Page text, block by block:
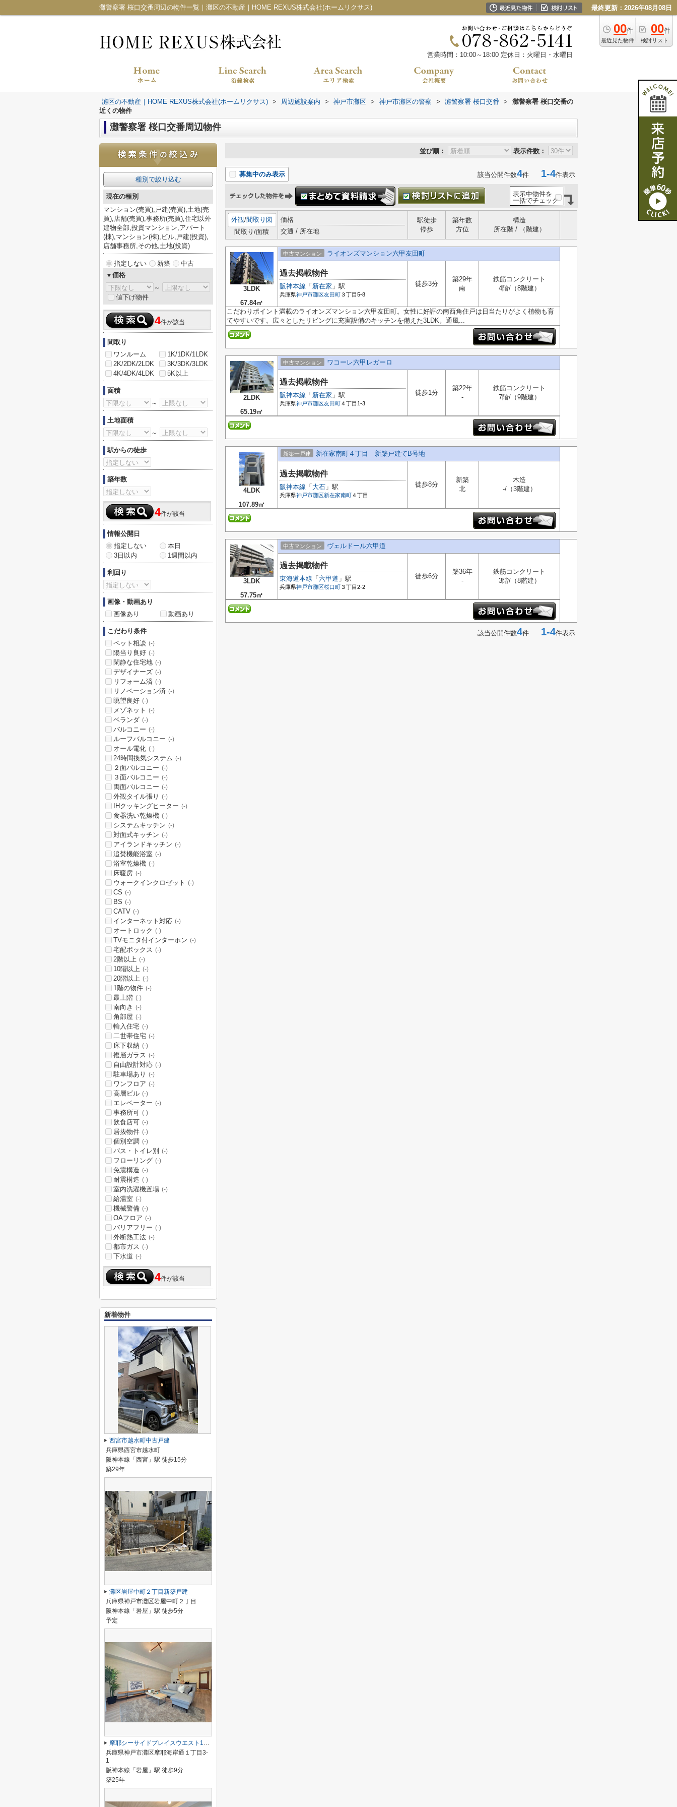
灘警察署 桜口交番周辺の物件一覧｜灘区の不動産｜HOME REXUS株式会社(ホームリクサス) 最終更新：2026年08月08日
00件
最近見た物件
00件
検討リスト
営業時間：10:00～18:00 定休日：火曜日・水曜日
灘区の不動産｜HOME REXUS株式会社(ホームリクサス) > 周辺施設案内 > 神戸市灘区 > 神戸市灘区の警察 > 灘警察署 桜口交番 >
灘警察署 桜口交番の
近くの物件
灘警察署 桜口交番周辺物件
並び順： 表示件数：
募集中のみ表示 該当公開件数4件 1-4件表示
表示中物件を
一括でチェック
外観/間取り図
間取り/面積
価格
交通 / 所在地
駅徒歩
停歩
築年数
方位
構造
所在階 / （階建）
3LDK
67.84㎡
中古マンション ライオンズマンション六甲友田町
過去掲載物件
阪神本線 「 新在家 」駅
兵庫県神戸市灘区友田町 ３丁目5-8
徒歩3分
築29年
南
鉄筋コンクリート
4階/（8階建）
こだわりポイント満載のライオンズマンション六甲友田町。女性に好評の南西角住戸は日当たりがよく植物も育
てやすいです。広々としたリビングに充実設備のキッチンを備えた3LDK。通風...
2LDK
65.19㎡
中古マンション ワコーレ六甲レガーロ
過去掲載物件
阪神本線 「 新在家 」駅
兵庫県神戸市灘区友田町 ４丁目1-3
徒歩1分
築22年
-
鉄筋コンクリート
7階/（9階建）
4LDK
107.89㎡
新築一戸建 新在家南町４丁目 新築戸建てB号地
過去掲載物件
阪神本線 「 大石 」駅
兵庫県神戸市灘区 新在家南町 ４丁目
徒歩8分
新築
北
木造
-/（3階建）
3LDK
57.75㎡
中古マンション ヴェルドール六甲道
過去掲載物件
東海道本線 「 六甲道 」駅
兵庫県神戸市灘区桜口町 ３丁目2-2
徒歩6分
築36年
-
鉄筋コンクリート
3階/（8階建）
該当公開件数4件 1-4件表示
種別で絞り込む
現在の種別
マンション(売買),戸建(売買),土地(売
買),店舗(売買),事務所(売買),住宅以外
建物全部,投資マンション,アパート
(棟),マンション(棟),ビル,戸建(投資),
店舗事務所,その他,土地(投資)
指定しない 新築
中古
▼価格
～
値下げ物件
4件が該当
間取り
ワンルーム
1K/1DK/1LDK
2K/2DK/2LDK
3K/3DK/3LDK
4K/4DK/4LDK
5K以上
面積
～
土地面積
～
駅からの徒歩
築年数
4件が該当
情報公開日
指定しない
本日
3日以内
1週間以内
利回り
画像・動画あり
画像あり
動画あり
こだわり条件
ペット相談 (-)
陽当り良好 (-)
閑静な住宅地 (-)
デザイナーズ (-)
リフォーム済 (-)
リノベーション済 (-)
眺望良好 (-)
メゾネット (-)
ベランダ (-)
バルコニー (-)
ルーフバルコニー (-)
オール電化 (-)
24時間換気システム (-)
２面バルコニー (-)
３面バルコニー (-)
両面バルコニー (-)
外観タイル張り (-)
IHクッキングヒーター (-)
食器洗い乾燥機 (-)
システムキッチン (-)
対面式キッチン (-)
アイランドキッチン (-)
追焚機能浴室 (-)
浴室乾燥機 (-)
床暖房 (-)
ウォークインクロゼット (-)
CS (-)
BS (-)
CATV (-)
インターネット対応 (-)
オートロック (-)
TVモニタ付インターホン (-)
宅配ボックス (-)
2階以上 (-)
10階以上 (-)
20階以上 (-)
1階の物件 (-)
最上階 (-)
南向き (-)
角部屋 (-)
輸入住宅 (-)
二世帯住宅 (-)
床下収納 (-)
複層ガラス (-)
自由設計対応 (-)
駐車場あり (-)
ワンフロア (-)
高層ビル (-)
エレベーター (-)
事務所可 (-)
飲食店可 (-)
居抜物件 (-)
個別空調 (-)
バス・トイレ別 (-)
フローリング (-)
免震構造 (-)
耐震構造 (-)
室内洗濯機置場 (-)
給湯室 (-)
機械警備 (-)
OAフロア (-)
バリアフリー (-)
外断熱工法 (-)
都市ガス (-)
下水道 (-)
4件が該当
新着物件
西宮市越水町中古戸建
兵庫県西宮市越水町
阪神本線「西宮」駅 徒歩15分
築29年
灘区岩屋中町２丁目新築戸建
兵庫県神戸市灘区岩屋中町２丁目
阪神本線「岩屋」駅 徒歩5分
予定
摩耶シーサイドプレイスウエスト1番館
兵庫県神戸市灘区摩耶海岸通１丁目3-
1
阪神本線「岩屋」駅 徒歩9分
築25年